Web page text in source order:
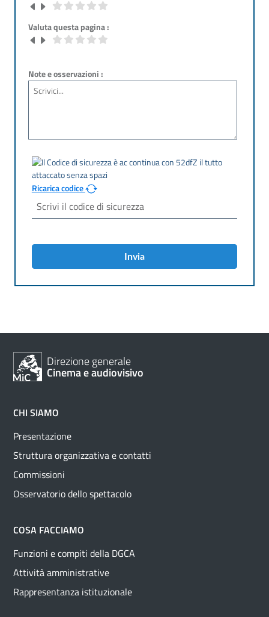
Valuta questa pagina :
Note e osservazioni :
Ricarica codice
Invia
Direzione generale
Cinema e audiovisivo
CHI SIAMO
Presentazione
Struttura organizzativa e contatti
Commissioni
Osservatorio dello spettacolo
COSA FACCIAMO
Funzioni e compiti della DGCA
Attività amministrative
Rappresentanza istituzionale